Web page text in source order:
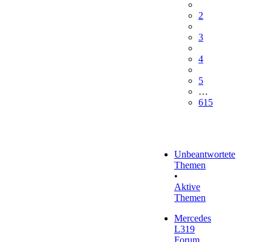
2
3
4
5
…
615
Unbeantwortete
Themen
•
Aktive
Themen
Mercedes
L319